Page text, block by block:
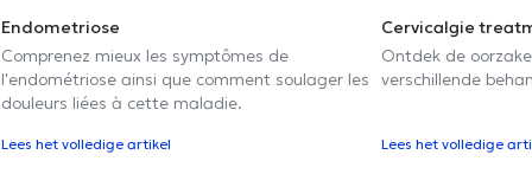
Endometriose
Comprenez mieux les symptômes de
l'endométriose ainsi que comment soulager les
douleurs liées à cette maladie.
Lees het volledige artikel
Cervicalgie
Ontdek de
verschillende
Lees het volledige